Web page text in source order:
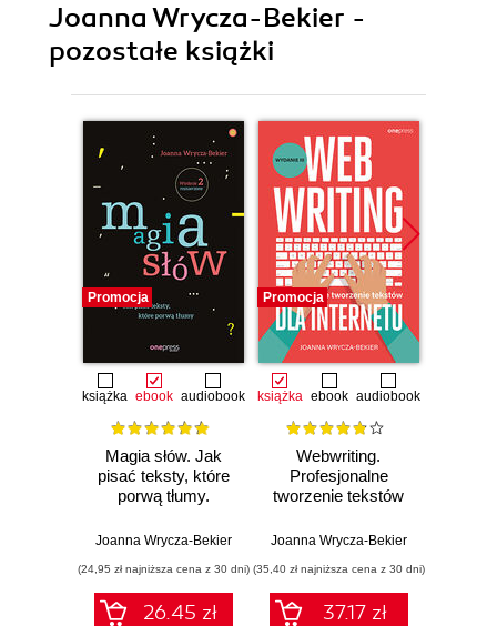
Joanna Wrycza-Bekier -
pozostałe książki
Promocja
książka ebook audiobook
Magia słów. Jak
pisać teksty, które
porwą tłumy.
rozszerzone
Joanna Wrycza-Bekier
(24,95 zł najniższa cena z 30 dni)
26.45 zł
Promocja
książka ebook audiobook
Webwriting.
Profesjonalne
tworzenie tekstów
Wydanie 3
Joanna Wrycza-Bekier
(35,40 zł najniższa cena z 30 dni)
37.17 zł